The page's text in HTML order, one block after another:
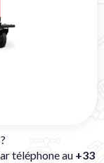
téléphone au +33